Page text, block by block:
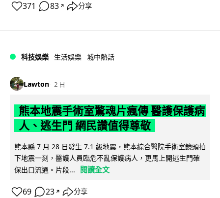
371 83 ↗ 分享
科技娛樂 生活娛樂 城中熱話
Lawton 2 日
熊本地震手術室驚魂片瘋傳 醫護保護病
人、逃生門 網民讚值得尊敬
熊本縣 7 月 28 日發生 7.1 級地震，熊本綜合醫院手術室鏡頭拍
下地震一刻，醫護人員臨危不亂保護病人，更馬上開逃生門確
保出口流通。片段...
閱讀全文
69 23 ↗ 分享